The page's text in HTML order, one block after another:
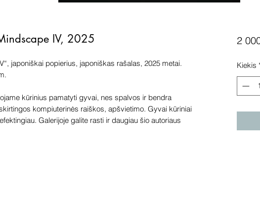
IV, 2025
japoniškai popierius, japoniškas rašalas, 2025 metai.
kūrinius pamatyti gyvai, nes spalvos ir bendra
kompiuterinės raiškos, apšvietimo. Gyvai kūriniai
Galerijoje galite rasti ir daugiau šio autoriaus
2
Kiekis